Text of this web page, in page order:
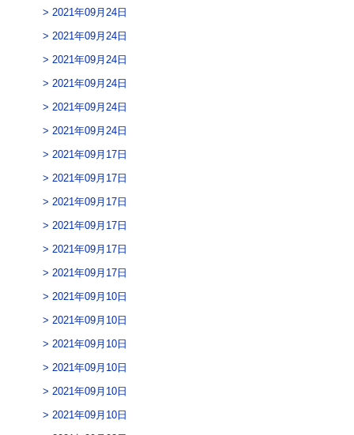
2021年09月24日
2021年09月24日
2021年09月24日
2021年09月24日
2021年09月24日
2021年09月24日
2021年09月17日
2021年09月17日
2021年09月17日
2021年09月17日
2021年09月17日
2021年09月17日
2021年09月10日
2021年09月10日
2021年09月10日
2021年09月10日
2021年09月10日
2021年09月10日